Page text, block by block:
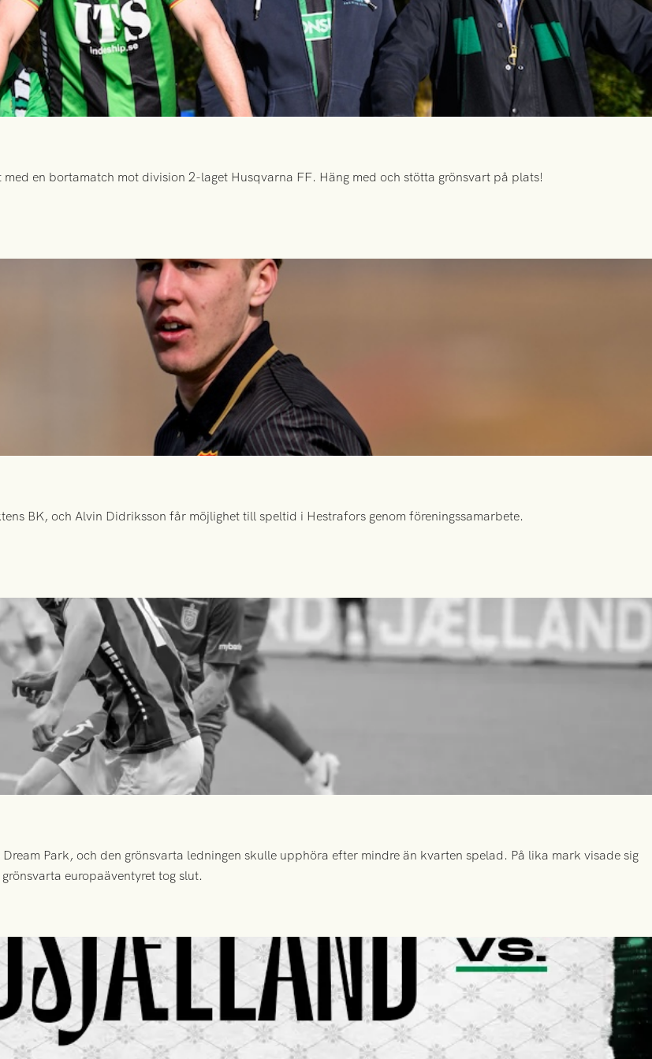
en bortamatch mot division 2-laget Husqvarna FF. Häng med och stötta grönsvart på plats!
BK, och Alvin Didriksson får möjlighet till speltid i Hestrafors genom föreningssamarbete.
Park, och den grönsvarta ledningen skulle upphöra efter mindre än kvarten spelad. På lika mark visade sig
europaäventyret tog slut.